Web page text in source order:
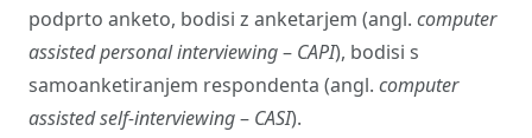
podprto anketo, bodisi z anketarjem (angl. computer
assisted personal interviewing– CAPI), bodisi s
samoanketiranjem respondenta (angl. computer
assisted self-interviewing– CASI).